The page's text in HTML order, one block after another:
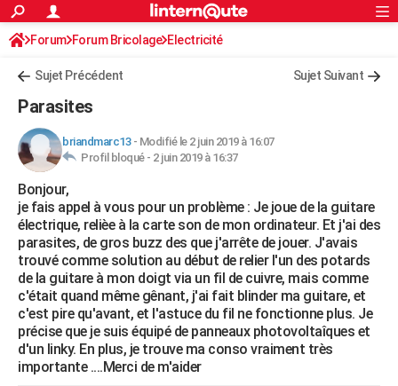
ACTUALITÉS
Politique
Société
Faits Divers
Education
Monde
Villes
+
FINANCE
Retraite
Impôts
Epargne
Immobilier
Risques naturels par ville
Banque
Assurance
Crédit
AUTO
Essais
Réserver un essai
Citadines
Berlines
SUV
Forum auto
+HIGH-TECH
Mobiles
Meilleur smartphone
Internet
Ordinateurs
Jeux vidéo
Guide high-tech
+BRICOLAGE
Forum
Aménagement intérieur
Extérieur
Cuisine
Salle de bains
Jardinage
Rangement
WEEK-END
Guides de France
Escapades
Patrimoine
Expositions
Musées
Week-end nature
LIFESTYLE
Art de vivre
Bien-être
Loisirs
ModeModes de vie
SANTE
Alimentation
Guide de la santé
Maladies
Médicaments
Sommeil
S'inscrire
Connexion
Forum Forum Bricolage Electricité
Sujet Précédent Sujet Suivant
Parasites
briandmarc13- Modifié le 2 juin 2019 à 16:07
Profil bloqué - 2 juin 2019 à 16:37
Bonjour,
je fais appel à vous pour un problème : Je joue de la guitare
électrique, relièe à la carte son de mon ordinateur. Et j'ai des
parasites, de gros buzz des que j'arrête de jouer. J'avais
trouvé comme solution au début de relier l'un des potards
de la guitare à mon doigt via un fil de cuivre, mais comme
c'était quand même gênant, j'ai fait blinder ma guitare, et
c'est pire qu'avant, et l'astuce du fil ne fonctionne plus. Je
précise que je suis équipé de panneaux photovoltaîques et
d'un linky. En plus, je trouve ma conso vraiment très
importante ....Merci de m'aider